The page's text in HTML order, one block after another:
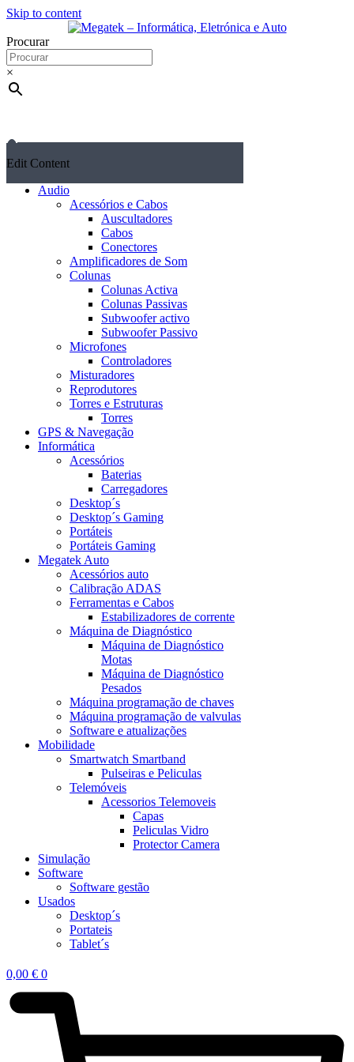
Skip to content
Procurar
×
Edit Content
Audio
Acessórios e Cabos
Auscultadores
Cabos
Conectores
Amplificadores de Som
Colunas
Colunas Activa
Colunas Passivas
Subwoofer activo
Subwoofer Passivo
Microfones
Controladores
Misturadores
Reprodutores
Torres e Estruturas
Torres
GPS & Navegação
Informática
Acessórios
Baterias
Carregadores
Desktop´s
Desktop´s Gaming
Portáteis
Portáteis Gaming
Megatek Auto
Acessórios auto
Calibração ADAS
Ferramentas e Cabos
Estabilizadores de corrente
Máquina de Diagnóstico
Máquina de Diagnóstico
Motas
Máquina de Diagnóstico
Pesados
Máquina programação de chaves
Máquina programação de valvulas
Software e atualizações
Mobilidade
Smartwatch Smartband
Pulseiras e Peliculas
Telemóveis
Acessorios Telemoveis
Capas
Peliculas Vidro
Protector Camera
Simulação
Software
Software gestão
Usados
Desktop´s
Portateis
Tablet´s
0,00 € 0